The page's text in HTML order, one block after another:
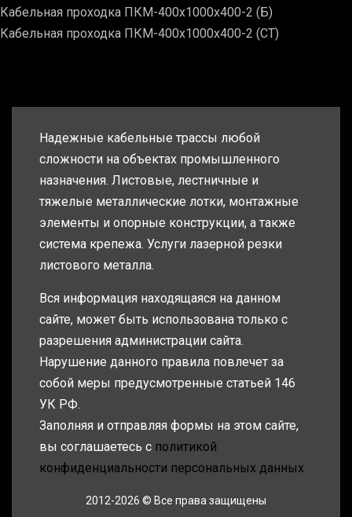
Кабельная проходка ПКМ-400х1000х400-2 (Б)
Кабельная проходка ПКМ-400х1000х400-2 (СТ)
Надежные кабельные трассы любой
сложности на объектах промышленного
назначения. Листовые, лестничные и
тяжелые металлические лотки, монтажные
элементы и опорные конструкции, а также
система крепежа. Услуги лазерной резки
листового металла.
Вся информация находящаяся на данном
сайте, может быть использована только с
разрешения администрации сайта.
Нарушение данного правила повлечет за
собой меры предусмотренные статьей 146
УК РФ.
Заполняя и отправляя формы на этом сайте,
вы соглашаетесь с политикой
конфиденциальности персональных данных
2012-2026 © Все права защищены